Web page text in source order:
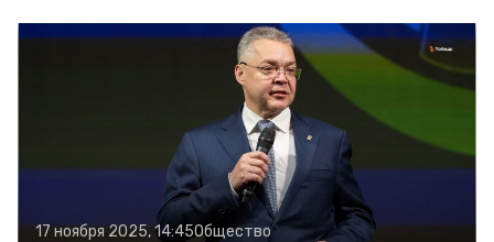
17 ноября 2025, 14:45Общество